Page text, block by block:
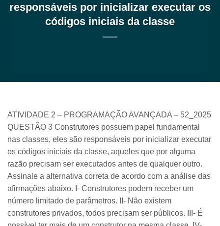
responsáveis por inicializar executar os
códigos iniciais da classe
ATIVIDADE 2 – PROGRAMAÇÃO AVANÇADA – 52_2025
QUESTÃO 3 Construtores possuem papel fundamental
nas classes, eles são responsáveis por inicializar executar
os códigos iniciais da classe, aqueles que por alguma
razão precisam ser executados antes de qualquer outro.
Assinale a alternativa correta de acordo com a análise das
afirmações abaixo. I- Construtores podem receber um
número limitado de parâmetros. II- Não existem
construtores privados, todos precisam ser públicos. III- É